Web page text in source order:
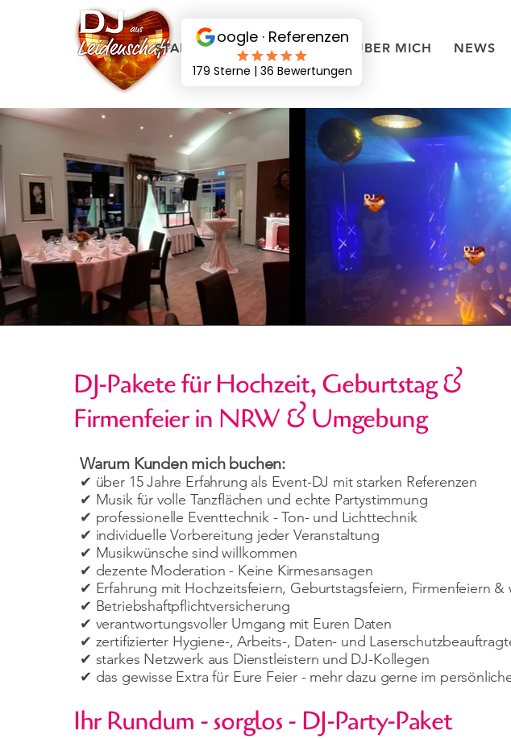
STARTSEITE DJ PAKETE ÜBER MICH NEWS
DJ-Pakete für Hochzeit, Geburtstag &
Firmenfeier in NRW & Umgebung
Warum Kunden mich buchen:
✔ über 15 Jahre Erfahrung als Event-DJ mit starken Referenzen
✔ Musik für volle Tanzflächen und echte Partystimmung
✔ professionelle Eventtechnik - Ton- und Lichttechnik
✔ individuelle Vorbereitung jeder Veranstaltung
✔ Musikwünsche sind willkommen
✔ dezente Moderation - Keine Kirmesansagen
✔ Erfahrung mit Hochzeitsfeiern, Geburtstagsfeiern, Firmenfeiern &
✔ Betriebshaftpflichtversicherung
✔ verantwortungsvoller Umgang mit Euren Daten
✔ zertifizierter Hygiene-, Arbeits-, Daten- und
✔ starkes Netzwerk aus Dienstleistern und DJ-Kollegen
✔ das gewisse Extra für Eure Feier - mehr dazu gerne im
Ihr Rundum - sorglos - DJ-Party-Paket